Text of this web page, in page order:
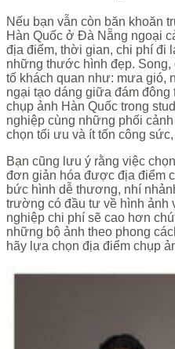
Nếu bạn vẫn còn băn khoăn
Hàn Quốc ở Đà Nẵng ngoại
địa điểm, thời gian, chi phí đi
những thước hình đẹp.
tố khách quan như: mưa gió,
ngại tạo dáng giữa đám
chụp ảnh Hàn Quốc trong
nghiệp cùng những phối
chọn tối ưu và ít tốn công
Bạn cũng lưu ý rằng việc
đơn giản hóa được địa điểm
bức hình dễ thương, nhí
trường có đầu tư về hình ảnh
nghiệp chi phí sẽ cao hơn
những bộ ảnh theo phong
hãy lựa chọn địa điểm chụp